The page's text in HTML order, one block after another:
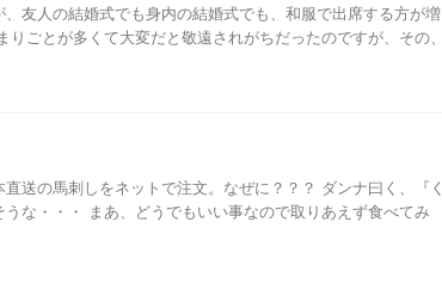
友人の結婚式でも身内の結婚式でも、和服で出席する方が増
ごとが多くて大変だと敬遠されがちだったのですが、その、
送の馬刺しをネットで注文。なぜに？？？ ダンナ曰く、『く
な・・・ まあ、どうでもいい事なので取りあえず食べてみ